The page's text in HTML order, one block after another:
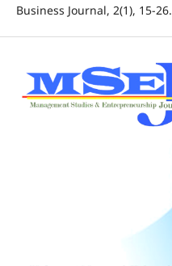
Business Journal, 2(1), 15-26.